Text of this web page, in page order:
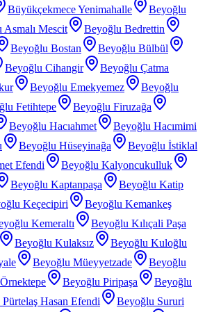
Büyükçekmece Yenimahalle
Beyoğlu
Asmalı Mescit
Beyoğlu Bedrettin
Beyoğlu Bostan
Beyoğlu Bülbül
Beyoğlu Cihangir
Beyoğlu Çatma
Beyoğlu Emekyemez
Beyoğlu
Fetihtepe
Beyoğlu Firuzağa
Beyoğlu Hacıahmet
Beyoğlu Hacımimi
Beyoğlu Hüseyinağa
Beyoğlu İstiklal
Efendi
Beyoğlu Kalyoncukulluk
Beyoğlu Kaptanpaşa
Beyoğlu Katip
Keçecipiri
Beyoğlu Kemankeş
Kemeraltı
Beyoğlu Kılıçali Paşa
Beyoğlu Kulaksız
Beyoğlu Kuloğlu
Beyoğlu Müeyyetzade
Beyoğlu
Beyoğlu Piripaşa
Beyoğlu
Hasan Efendi
Beyoğlu Sururi